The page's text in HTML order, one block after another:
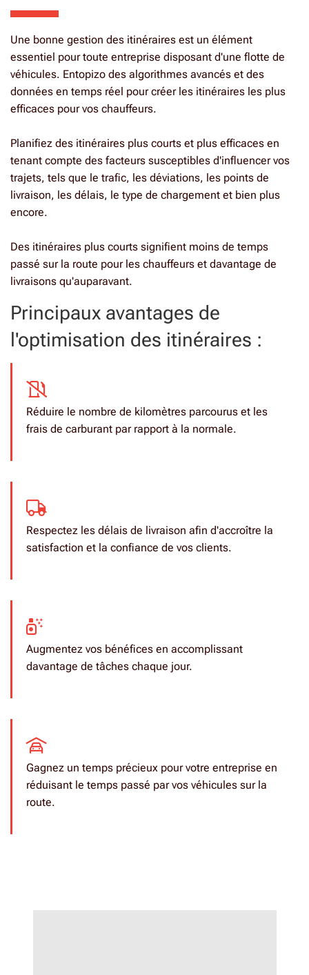
Une bonne gestion des itinéraires est un élément
essentiel pour toute entreprise disposant d'une flotte de
véhicules. Entopizo des algorithmes avancés et des
données en temps réel pour créer les itinéraires les plus
efficaces pour vos chauffeurs.
Planifiez des itinéraires plus courts et plus efficaces en
tenant compte des facteurs susceptibles d'influencer vos
trajets, tels que le trafic, les déviations, les points de
livraison, les délais, le type de chargement et bien plus
encore.
Des itinéraires plus courts signifient moins de temps
passé sur la route pour les chauffeurs et davantage de
livraisons qu'auparavant.
Principaux avantages de
l'optimisation des itinéraires :
Réduire le nombre de kilomètres parcourus et les
frais de carburant par rapport à la normale.
Respectez les délais de livraison afin d'accroître la
satisfaction et la confiance de vos clients.
Augmentez vos bénéfices en accomplissant
davantage de tâches chaque jour.
Gagnez un temps précieux pour votre entreprise en
réduisant le temps passé par vos véhicules sur la
route.